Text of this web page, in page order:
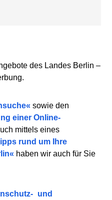
des Landes Berlin –
sowie den
einer Online-
mittels eines
rund um Ihre
haben wir auch für Sie
und